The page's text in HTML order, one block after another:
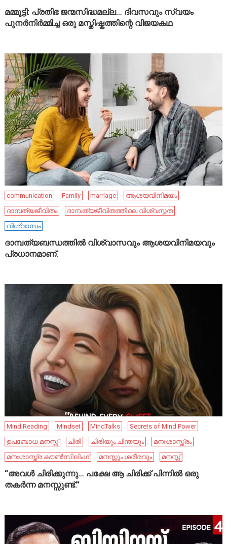
മമ്മൂട്ടി: പ്രതിഭ ജന്മസിദ്ധമല്ല… ദിവസവും സ്വയം
പുനർനിർമ്മിച്ച ഒരു മസ്തിഷ്കത്തിന്റെ വിജയകഥ
communication Family marriage
ആശയവിനിമയം
ദാമ്പത്യജീവിതം
ദാമ്പത്യജീവിതത്തിലെ വിശ്വസ്തത
വിശ്വാസം
ദാമ്പത്യബന്ധത്തിൽ വിശ്വാസവും ആശയവിനിമയവും
പ്രധാനമാണ്.
Mind Reading Mindset MindTalks
Secrets of Mind Power
ഉപബോധ മനസ്സ്
ചിരി ചിരിയും ചിന്തയും
മനഃശാസ്ത്രം
മനഃശാസ്ത്ര കൗൺസിലിംഗ്
മനസ്സും ശരീരവും മനസ്സ്
“അവൾ ചിരിക്കുന്നു… പക്ഷേ ആ ചിരിക്ക് പിന്നിൽ ഒരു
തകർന്ന മനസ്സുണ്ട്.”